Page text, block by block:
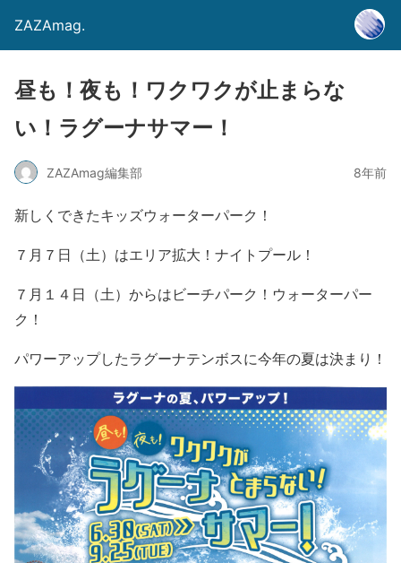
ZAZAmag.
昼も！夜も！ワクワクが止まらな
い！ラグーナサマー！
ZAZAmag編集部 8年前
新しくできたキッズウォーターパーク！
７月７日（土）はエリア拡大！ナイトプール！
７月１４日（土）からはビーチパーク！ウォーターパー
ク！
パワーアップしたラグーナテンボスに今年の夏は決まり！